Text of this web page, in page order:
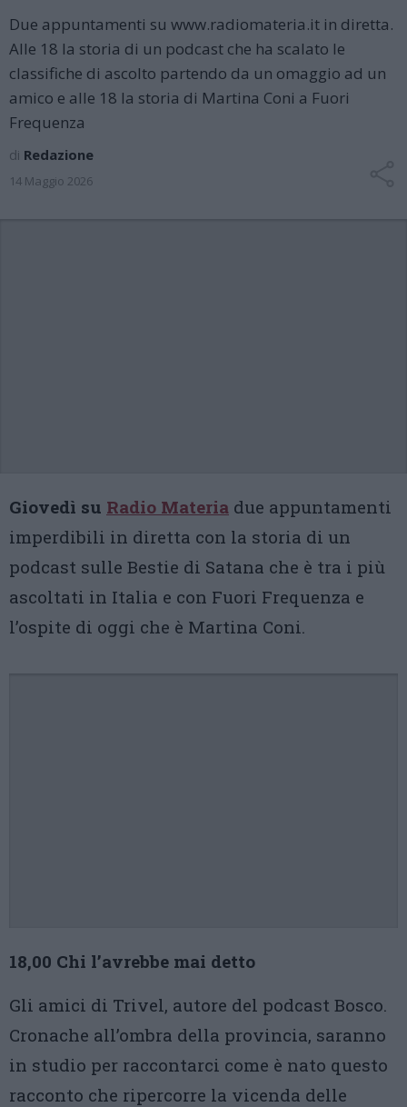
Due appuntamenti su www.radiomateria.it in diretta.
Alle 18 la storia di un podcast che ha scalato le
classifiche di ascolto partendo da un omaggio ad un
amico e alle 18 la storia di Martina Coni a Fuori
Frequenza
di Redazione
14 Maggio 2026
Giovedì su Radio Materia due appuntamenti
imperdibili in diretta con la storia di un
podcast sulle Bestie di Satana che è tra i più
ascoltati in Italia e con Fuori Frequenza e
l’ospite di oggi che è Martina Coni.
18,00 Chi l’avrebbe mai detto
Gli amici di Trivel, autore del podcast Bosco.
Cronache all’ombra della provincia, saranno
in studio per raccontarci come è nato questo
racconto che ripercorre la vicenda delle